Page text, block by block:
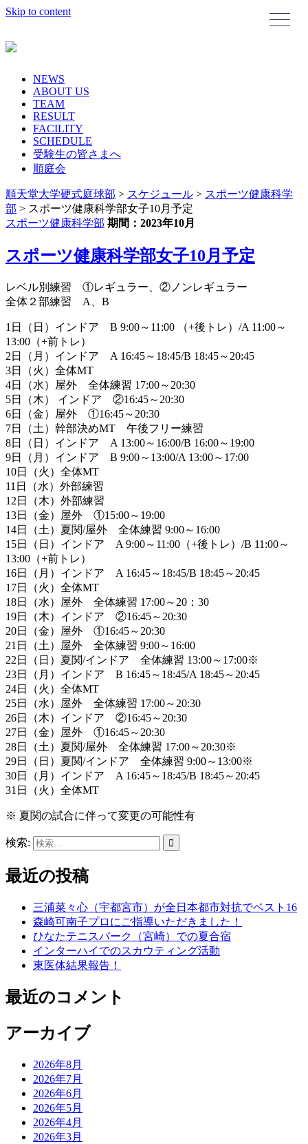
Skip to content
NEWS
ABOUT US
TEAM
RESULT
FACILITY
SCHEDULE
受験生の皆さまへ
順庭会
順天堂大学硬式庭球部 > スケジュール > スポーツ健康科学
部 > スポーツ健康科学部女子10月予定
スポーツ健康科学部 期間：2023年10月
スポーツ健康科学部女子10月予定
レベル別練習 ①レギュラー、②ノンレギュラー
全体２部練習 A、B
1日（日）インドア B 9:00～11:00 （+後トレ）/A 11:00～
13:00（+前トレ）
2日（月）インドア A 16:45～18:45/B 18:45～20:45
3日（火）全体MT
4日（水）屋外 全体練習 17:00～20:30
5日（木） インドア ②16:45～20:30
6日（金）屋外 ①16:45～20:30
7日（土）幹部決めMT 午後フリー練習
8日（日）インドア A 13:00～16:00/B 16:00～19:00
9日（月）インドア B 9:00～13:00/A 13:00～17:00
10日（火）全体MT
11日（水）外部練習
12日（木）外部練習
13日（金）屋外 ①15:00～19:00
14日（土）夏関/屋外 全体練習 9:00～16:00
15日（日）インドア A 9:00～11:00（+後トレ）/B 11:00～
13:00（+前トレ）
16日（月）インドア A 16:45～18:45/B 18:45～20:45
17日（火）全体MT
18日（水）屋外 全体練習 17:00～20：30
19日（木）インドア ②16:45～20:30
20日（金）屋外 ①16:45～20:30
21日（土）屋外 全体練習 9:00～16:00
22日（日）夏関/インドア 全体練習 13:00～17:00※
23日（月）インドア B 16:45～18:45/A 18:45～20:45
24日（火）全体MT
25日（水）屋外 全体練習 17:00～20:30
26日（木）インドア ②16:45～20:30
27日（金）屋外 ①16:45～20:30
28日（土）夏関/屋外 全体練習 17:00～20:30※
29日（日）夏関/インドア 全体練習 9:00～13:00※
30日（月）インドア A 16:45～18:45/B 18:45～20:45
31日（火）全体MT
※ 夏関の試合に伴って変更の可能性有
検索:
最近の投稿
三浦菜々心（宇都宮市）が全日本都市対抗でベスト16
森崎可南子プロにご指導いただきました！
ひなたテニスパーク（宮崎）での夏合宿
インターハイでのスカウティング活動
東医体結果報告！
最近のコメント
アーカイブ
2026年8月
2026年7月
2026年6月
2026年5月
2026年4月
2026年3月